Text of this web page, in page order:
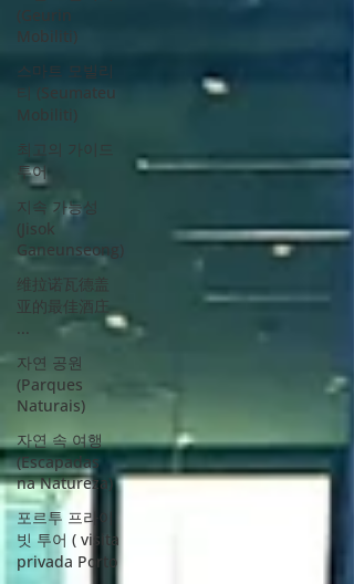
(Geurin
Mobiliti)
스마트 모빌리
티 (Seumateu
투어
지속 가능성
(Jisok
Ganeunseong)
维拉诺瓦德盖
亚的最佳酒庄
...
자연 공원
(Parques
Naturais)
자연 속 여행
(Escapadas
na Natureza)
포르투 프라이
빗 투어 ( visita
privada Porto